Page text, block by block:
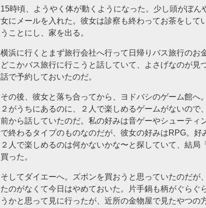
15時頃、ようやく体が動くようになった。少し頭がぼん
女にメールを入れた。彼女は診察も終わってお茶をして
うことにし、家を出る。
横浜に行くとまず旅行会社へ行って日帰りバス旅行のお
どこかバス旅行に行こうと話していて、よさげなのが見
話で予約しておいたのだ。
その後、彼女と落ち合ってから、ヨドバシのゲーム館へ
２がうちにあるのに、２人で楽しめるゲームがないので
前から話していたのだ。私の好みは音ゲーやシューティ
で終わるタイプのものなのだが、彼女の好みはRPG。好
２人で楽しめるのは何かないかな〜と探していて、結局
買った。
そしてダイエーへ。ズボンを買おうと思っていたのだが
たのがなくて今日はやめておいた。片手鍋も柄がぐらぐ
うかと思って見に行ったが、近所の金物屋で見たやつの